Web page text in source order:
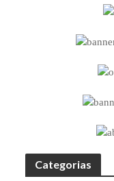
Categorias